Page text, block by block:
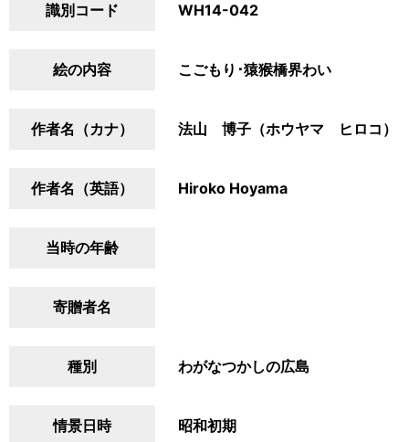
識別コード WH14-042
絵の内容 こごもり･猿猴橋界わい
作者名（カナ） 法山 博子（ホウヤマ ヒロコ）
作者名（英語） Hiroko Hoyama
当時の年齢
寄贈者名
種別 わがなつかしの広島
情景日時 昭和初期